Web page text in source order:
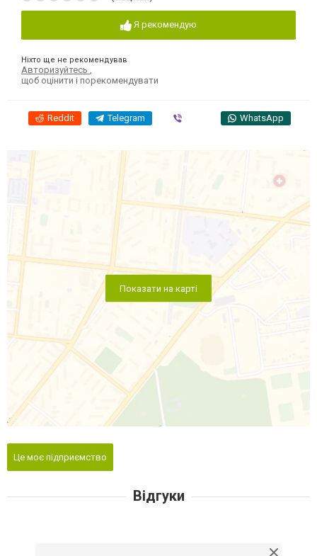
Я рекомендую
Ніхто ще не рекомендував
Авторизуйтесь
щоб оцінити і порекомендувати
Reddit Telegram WhatsApp
Показати на карті
Це моє підприємство
Відгуки